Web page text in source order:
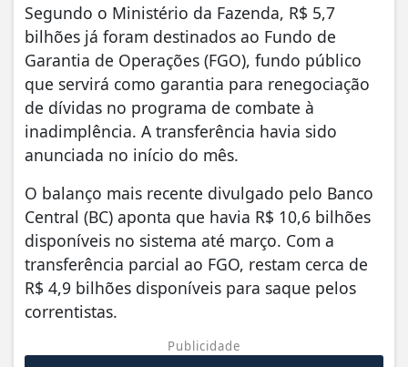
Segundo o Ministério da Fazenda, R$ 5,7
bilhões já foram destinados ao Fundo de
Garantia de Operações (FGO), fundo público
que servirá como garantia para renegociação
de dívidas no programa de combate à
inadimplência. A transferência havia sido
anunciada no início do mês.
O balanço mais recente divulgado pelo Banco
Central (BC) aponta que havia R$ 10,6 bilhões
disponíveis no sistema até março. Com a
transferência parcial ao FGO, restam cerca de
R$ 4,9 bilhões disponíveis para saque pelos
correntistas.
Publicidade